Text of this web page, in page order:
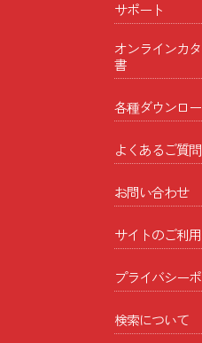
サポート
オンラインカ
書
各種ダウンロ
よくあるご質問
お問い合わせ
サイトのご利
プライバシー
検索について